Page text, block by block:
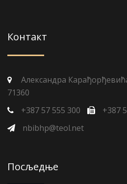
Контакт
Александра
71360
+387 57 555 300
+387
nbibhp@teol.net
Посљедње